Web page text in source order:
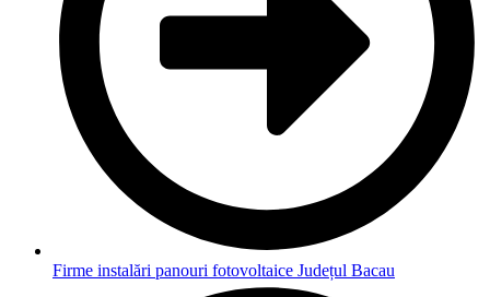
Firme instalări panouri fotovoltaice Județul Bacau